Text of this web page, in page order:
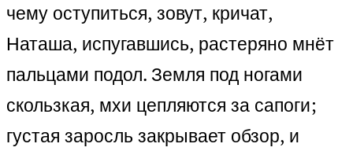
чему оступиться, зовут, кричат,
Наташа, испугавшись, растеряно мнёт
пальцами подол. Земля под ногами
скользкая, мхи цепляются за сапоги;
густая заросль закрывает обзор, и